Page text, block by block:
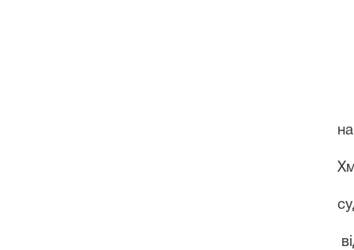
наказом
Хмільницького
суду Вінницької
від 17 січня